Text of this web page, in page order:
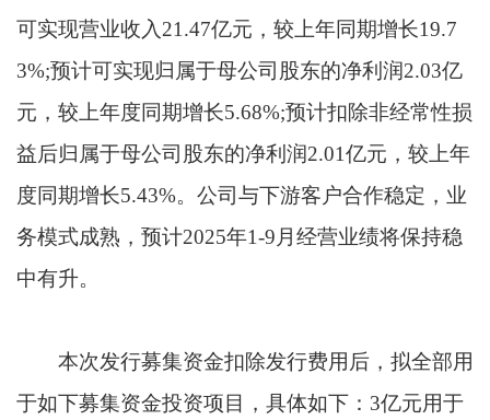
可实现营业收入21.47亿元，较上年同期增长19.7
3%;预计可实现归属于母公司股东的净利润2.03亿
元，较上年度同期增长5.68%;预计扣除非经常性损
益后归属于母公司股东的净利润2.01亿元，较上年
度同期增长5.43%。公司与下游客户合作稳定，业
务模式成熟，预计2025年1-9月经营业绩将保持稳
中有升。
本次发行募集资金扣除发行费用后，拟全部用
于如下募集资金投资项目，具体如下：3亿元用于